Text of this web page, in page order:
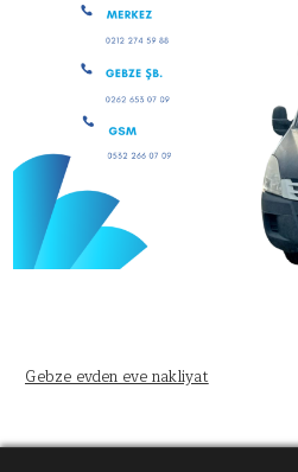
Gebze evden eve nakliyat